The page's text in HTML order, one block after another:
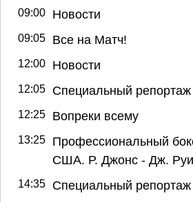
09:00 Новости
09:05 Все на Матч!
12:00 Новости
12:05 Специальный репортаж
12:25 Вопреки всему
13:25
Профессиональный
США. Р. Джонс - Дж.
14:35 Специальный репортаж